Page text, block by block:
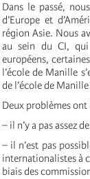
Dans le passé,
d’Europe et
région Asie. Nous
au sein du CI, qui
européens,
l’école de Manille
de l’école de
Deux problèmes ont
– il n’y a pas assez
– il n’est pas
internationalistes à
biais des